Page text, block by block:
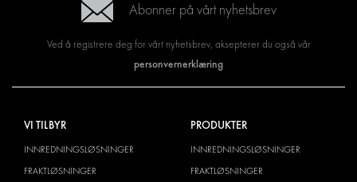
Abonner på vårt nyhetsbrev
Ved å registrere deg for vårt nyhetsbrev, aksepterer du også vår
personvernerklæring
VI TILBYR
INNREDNINGSLØSNINGER
FRAKTLØSNINGER
PRODUKTER
INNREDNINGSLØSNINGER
FRAKTLØSNINGER